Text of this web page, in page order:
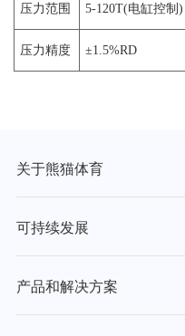
压力范围 5-120T(电缸控制)
压力精度 ±1.5%RD
关于熊猫体育
可持续发展
产品和解决方案